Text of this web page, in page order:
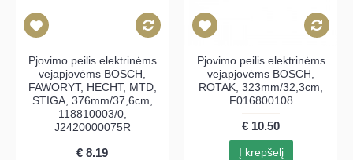
Pjovimo peilis elektrinėms
vejapjovėms BOSCH,
FAWORYT, HECHT, MTD,
STIGA, 376mm/37,6cm,
118810003/0,
J2420000075R
€ 8.19
Pjovimo peilis elektrinėms
vejapjovėms BOSCH,
ROTAK, 323mm/32,3cm,
F016800108
€ 10.50
Į krepšelį